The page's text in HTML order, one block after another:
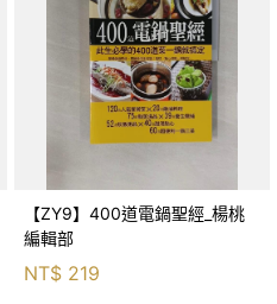
【ZY9】400道電鍋聖經_楊桃
編輯部
NT$ 219